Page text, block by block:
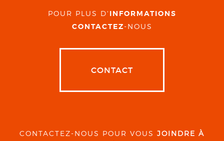
POUR PLUS D' INFORMATIONS
CONTACTEZ-NOUS
CONTACT
CONTACTEZ-NOUS POUR VOUS JOINDRE À